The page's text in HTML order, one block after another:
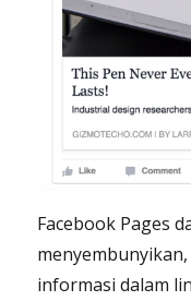
Facebook Pages
informasi dalam